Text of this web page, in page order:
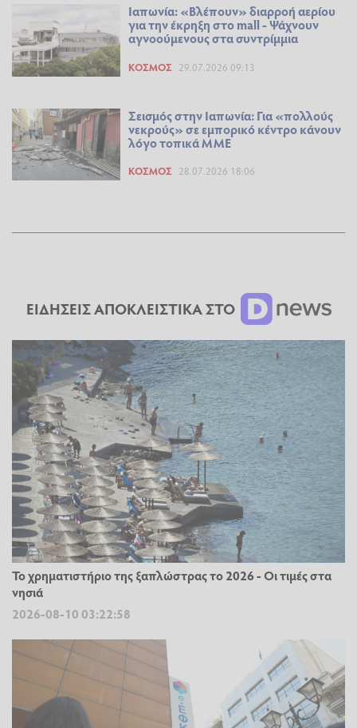
Ιαπωνία: «Βλέπουν» διαρροή αερίου
για την έκρηξη στο mall - Ψάχνουν
αγνοούμενους στα συντρίμμια
ΚΌΣΜΟΣ 29.07.2026 09:13
Σεισμός στην Ιαπωνία: Για «πολλούς
νεκρούς» σε εμπορικό κέντρο κάνουν
λόγο τοπικά ΜΜΕ
ΚΌΣΜΟΣ 28.07.2026 18:06
ΕΙΔΗΣΕΙΣ ΑΠΟΚΛΕΙΣΤΙΚΑ ΣΤΟ
Το χρηματιστήριο της ξαπλώστρας το 2026 - Οι τιμές στα
νησιά
2026-08-10 03:22:58